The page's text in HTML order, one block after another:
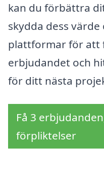
kan du förbättra
skydda dess
plattformar för att
erbjudandet och
för ditt nästa
Få 3
förpliktelser